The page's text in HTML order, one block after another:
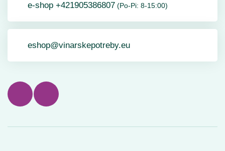
e-shop +421905386807 (Po-Pi: 8-15:00)
eshop@vinarskepotreby.eu